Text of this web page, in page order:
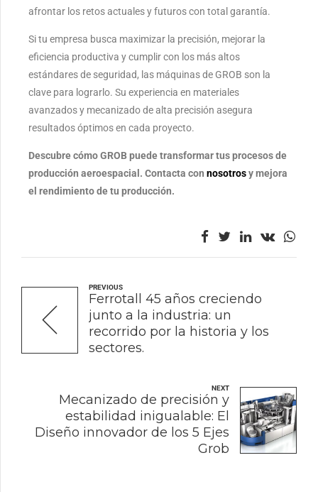
afrontar los retos actuales y futuros con total garantía.
Si tu empresa busca maximizar la precisión, mejorar la
eficiencia productiva y cumplir con los más altos
estándares de seguridad, las máquinas de GROB son la
clave para lograrlo. Su experiencia en materiales
avanzados y mecanizado de alta precisión asegura
resultados óptimos en cada proyecto.
Descubre cómo GROB puede transformar tus procesos de
producción aeroespacial. Contacta con nosotrosy mejora
el rendimiento de tu producción.
PREVIOUS
Ferrotall 45 años creciendo
junto a la industria: un
recorrido por la historia y los
sectores.
NEXT
Mecanizado de precisión y
estabilidad inigualable: El
Diseño innovador de los 5 Ejes
Grob